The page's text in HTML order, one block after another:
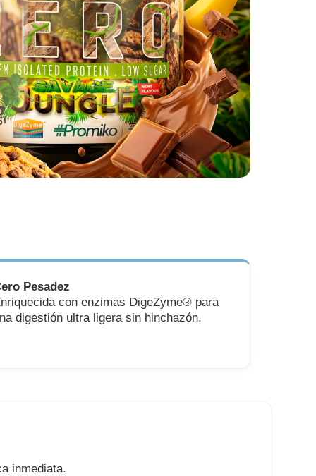
Pesadez
con enzimas DigeZyme® para
digestión ultra ligera sin hinchazón.
inmediata.